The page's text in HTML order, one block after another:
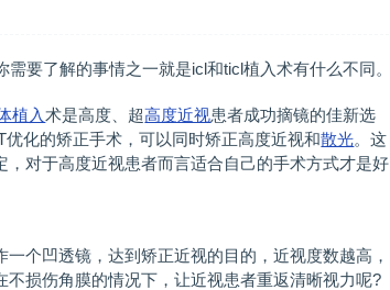
需要了解的事情之一就是icl和ticl植入术有什么不同。
植入术是高度、超高度近视患者成功摘镜的佳新选
优化的矫正手术，可以同时矫正高度近视和散光。这
对于高度近视患者而言适合自己的手术方式才是好
凹透镜，达到矫正近视的目的，近视度数越高，
损伤角膜的情况下，让近视患者重返清晰视力呢?